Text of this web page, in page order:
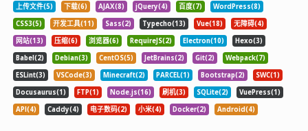
上传文件(5)
下载(6) AJAX(8) jQuery(4) 百度(7)
WordPress(8)
CSS3(5)
开发工具(11) Sass(2) Typecho(13) Vue(18)
无障碍(4)
网站(13)
压缩(6) 浏览器(6) RequireJS(2) Electron(10)
Hexo(3)
Babel(2)
Debian(3) CentOS(5) JetBrains(2) Git(2)
Webpack(7)
ESLint(3)
VSCode(3) Minecraft(2) PARCEL(1) Bootstrap(2)
SWC(1)
Docusaurus(1)
FTP(1) Node.js(16) 刷机(3) SQLite(2)
VuePress(1)
API(4)
Caddy(4) 电子数码(2) 小米(4) Docker(2) Android(4)